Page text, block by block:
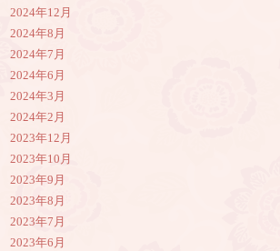
2024年12月
2024年8月
2024年7月
2024年6月
2024年3月
2024年2月
2023年12月
2023年10月
2023年9月
2023年8月
2023年7月
2023年6月